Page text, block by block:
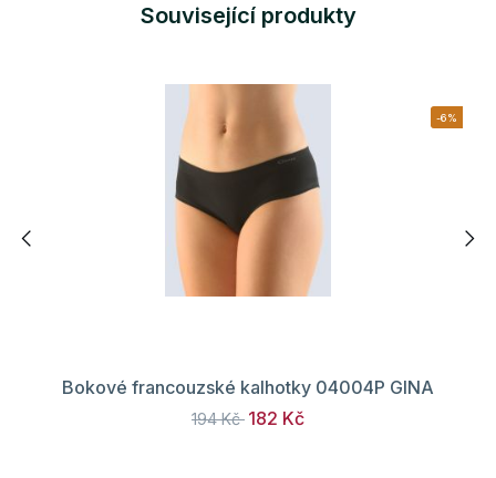
Související produkty
-6%
Bokové francouzské kalhotky 04004P GINA
194 Kč 182 Kč